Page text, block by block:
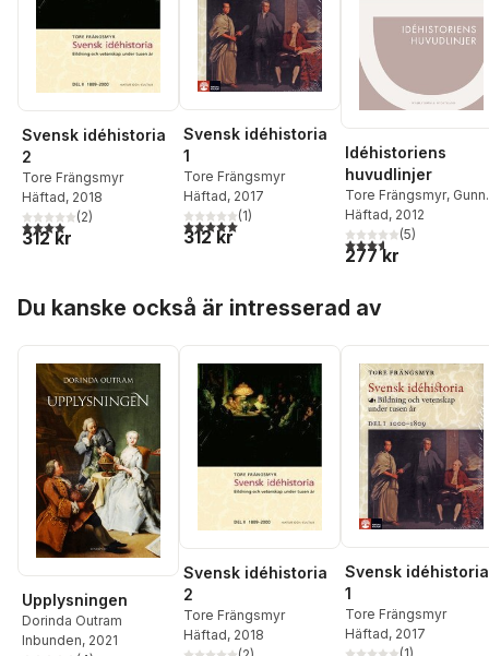
Svensk idéhistoria
2
Tore Frängsmyr
Häftad, 2018
4,0utav 5 stjärnor. Totalt antal röster:
(2)
312 kr
Svensk idéhistoria
1
Tore Frängsmyr
Häftad, 2017
5,0utav 5 stjärnor. Totalt antal röster:
(1)
312 kr
Idéhistoriens
huvudlinjer
Tore Frängsmyr,
Eriksson
Häftad, 2012
3,6utav 5 stjärnor.
(5)
277 kr
Du kanske också är intresserad av
Upplysningen
Dorinda Outram
Inbunden, 2021
Svensk idéhistoria
2
Tore Frängsmyr
Häftad, 2018
Svensk idéhistoria
1
Tore Frängsmyr
Häftad, 2017